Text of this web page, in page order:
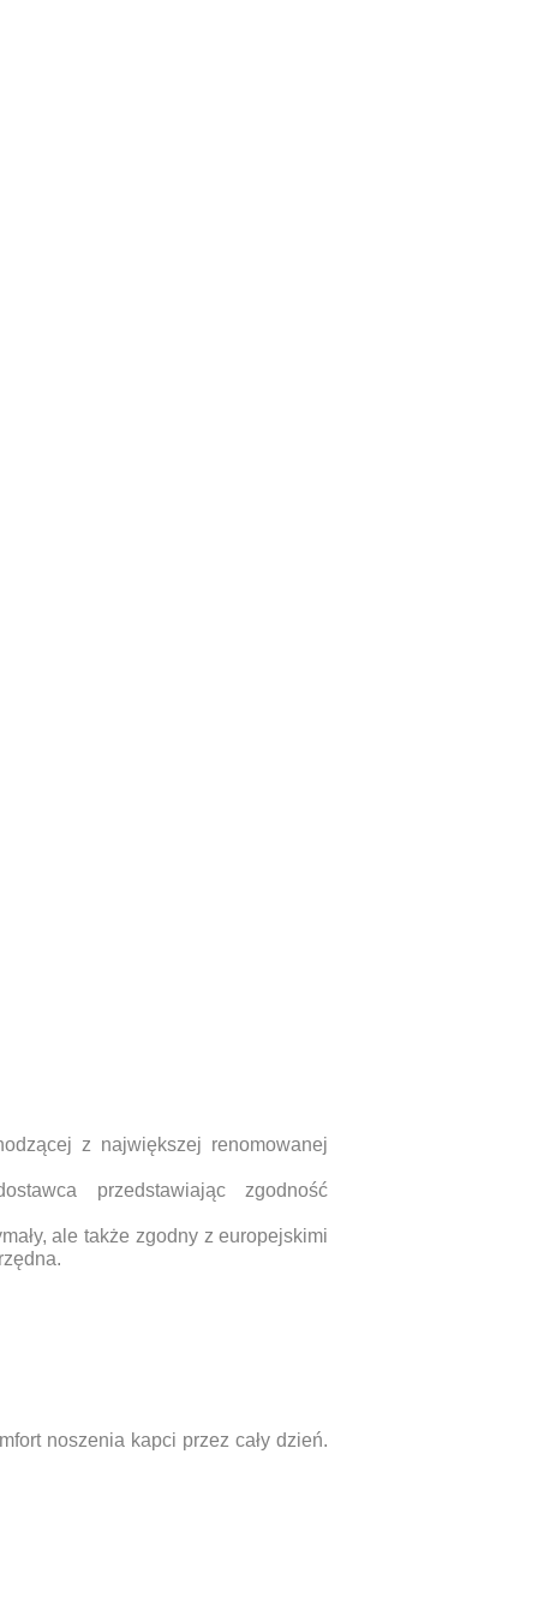
z największej renomowanej
przedstawiając zgodność
ale także zgodny z europejskimi
noszenia kapci przez cały dzień.